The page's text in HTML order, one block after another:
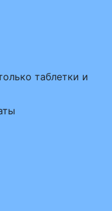
таблетки и